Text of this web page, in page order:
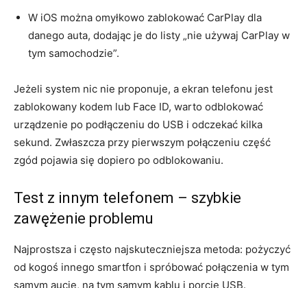
W iOS można omyłkowo zablokować CarPlay dla
danego auta, dodając je do listy „nie używaj CarPlay w
tym samochodzie”.
Jeżeli system nic nie proponuje, a ekran telefonu jest
zablokowany kodem lub Face ID, warto odblokować
urządzenie po podłączeniu do USB i odczekać kilka
sekund. Zwłaszcza przy pierwszym połączeniu część
zgód pojawia się dopiero po odblokowaniu.
Test z innym telefonem – szybkie
zawężenie problemu
Najprostsza i często najskuteczniejsza metoda: pożyczyć
od kogoś innego smartfon i spróbować połączenia w tym
samym aucie, na tym samym kablu i porcie USB.